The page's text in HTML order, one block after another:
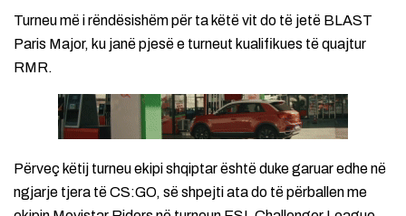
Turneu më i rëndësishëm për ta këtë vit do të jetë BLAST
Paris Major, ku janë pjesë e turneut kualifikues të quajtur
RMR.
Përveç këtij turneu ekipi shqiptar është duke garuar edhe në
ngjarje tjera të CS:GO, së shpejti ata do të përballen me